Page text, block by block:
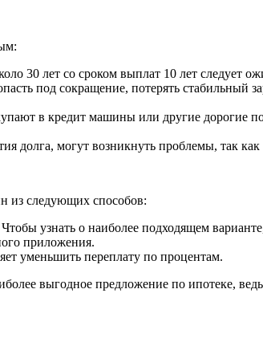
30 лет со сроком выплат 10 лет следует
под сокращение, потерять стабильный
в кредит машины или другие дорогие
долга, могут возникнуть проблемы, так как
из следующих способов:
узнать о наиболее подходящем
приложения.
уменьшить переплату по процентам.
выгодное предложение по ипотеке,